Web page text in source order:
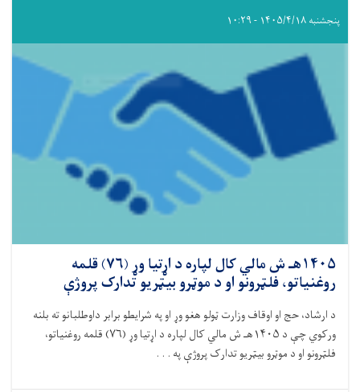
پنجشنبه ۱۴۰۵/۴/۱۸ - ۱۰:۲۹
۱۴۰۵هـ ش مالي کال لپاره د اړتیا وړ (۷۶) قلمه
روغنیاتو، فلټرونو او د موټرو بیټریو تدارک پروژې
د ارشاد، حج او اوقاف وزارت ټولو هغو وړ او په شرایطو برابر داوطلبانو ته بلنه
ورکوي چې د ۱۴۰۵هـ ش مالي کال لپاره د اړتیا وړ (۷۶) قلمه روغنیاتو،
فلټرونو او د موټرو بیټریو تدارک پروژې په . . .